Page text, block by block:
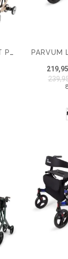
PARVUM SUPERLIGHT PLUS ROLLATOR - LEICHT 5,2 KG